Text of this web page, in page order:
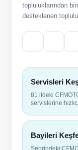
topluluklarından
desteklenen
Servisleri
81 ildeki
servislerine
Bayileri